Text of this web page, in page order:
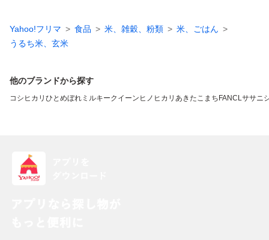
Yahoo!フリマ 食品 米、雑穀、粉類
米、ごはん
うるち米、玄米
他のブランドから探す
コシヒカリ ひとめぼれ ミルキークイーン ヒノヒカリ あきたこまち FANCLササニ